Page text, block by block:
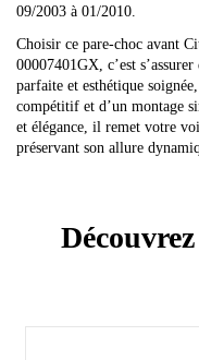
09/2003 à 01/2010.
Choisir ce pare-choc avant
00007401GX, c’est
parfaite et esthétique
compétitif et d’un montage
et élégance, il remet votre
préservant son allure